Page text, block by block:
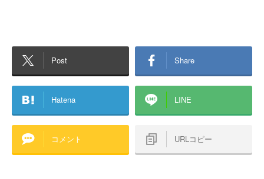
Post Share
Hatena LINE
コメント URLコピー